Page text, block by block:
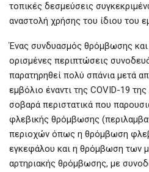
τοπικές δεσμεύσεις
αναστολή χρήσης του ίδιου του
Ένας συνδυασμός θρόμβωσης
ορισμένες περιπτώσεις
παρατηρηθεί πολύ σπάνια μετά
εμβόλιο έναντι της COVID-19
σοβαρά περιστατικά που
φλεβικής θρόμβωσης
περιοχών όπως η θρόμβωση
εγκεφάλου και η θρόμβωση των
αρτηριακής θρόμβωσης, με